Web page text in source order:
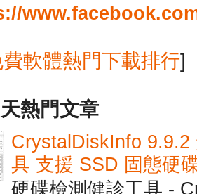
軟體熱門下載排行]
熱門文章
CrystalDiskInfo 9.9.2
具 支援 SSD 固態硬
硬碟檢測健診工具 -